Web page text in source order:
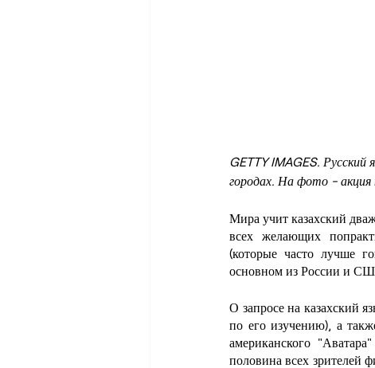
GETTY IMAGES. Русский
городах. На фото -
Мира учит казахский
всех желающих
(которые часто лучше
основном из России и
О запросе на казахский
по его изучению), а
американского
половина всех зрителей